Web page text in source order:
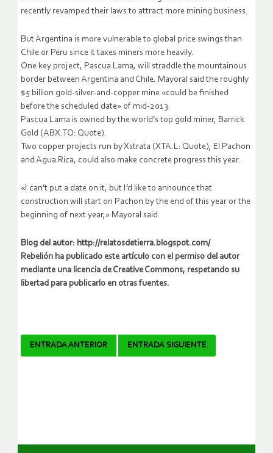
recently revamped their laws to attract more mining business.
But Argentina is more vulnerable to global price swings than
Chile or Peru since it taxes miners more heavily.
One key project, Pascua Lama, will straddle the mountainous
border between Argentina and Chile. Mayoral said the roughly
$5 billion gold-silver-and-copper mine «could be finished
before the scheduled date» of mid-2013.
Pascua Lama is owned by the world’s top gold miner, Barrick
Gold (ABX.TO: Quote).
Two copper projects run by Xstrata (XTA.L: Quote), El Pachon
and Agua Rica, could also make concrete progress this year.
«I can’t put a date on it, but I’d like to announce that
construction will start on Pachon by the end of this year or the
beginning of next year,» Mayoral said.
Blog del autor: http://relatosdetierra.blogspot.com/
Rebelión ha publicado este artículo con el permiso del autor
mediante una licencia de Creative Commons, respetando su
libertad para publicarlo en otras fuentes.
Navegador
ENTRADA ANTERIOR ENTRADA SIGUIENTE